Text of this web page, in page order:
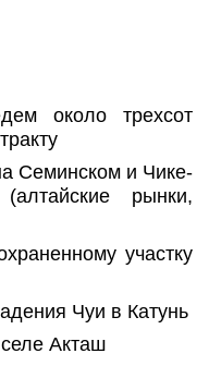
около трехсот
Семинском и Чике-
рынки,
участку
Чуи в Катунь
Акташ